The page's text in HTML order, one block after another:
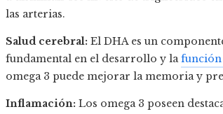
las arterias.
Salud cerebral: El DHA es un
fundamental en el desarrollo y la
omega 3 puede mejorar la memoria y
Inflamación: Los omega 3 poseen